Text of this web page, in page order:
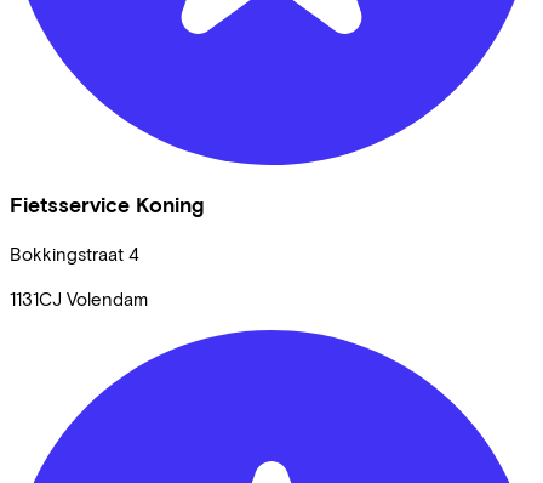
Fietsservice Koning
Bokkingstraat 4
1131CJ Volendam